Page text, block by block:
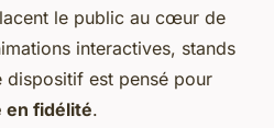
le public au cœur de
interactives, stands
dispositif est pensé pour
en fidélité.